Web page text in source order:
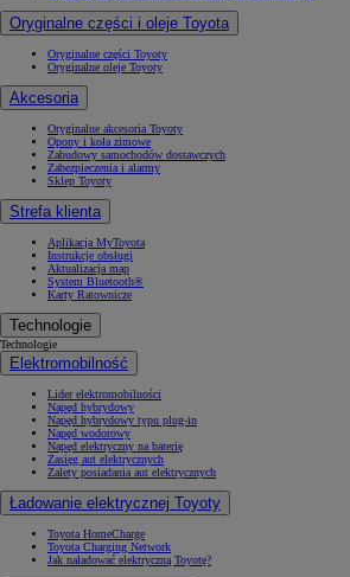
Oryginalne części i oleje Toyota
Oryginalne części Toyoty
Oryginalne oleje Toyoty
Akcesoria
Oryginalne akcesoria Toyoty
Opony i koła zimowe
Zabudowy samochodów dostawczych
Zabezpieczenia i alarmy
Sklep Toyoty
Strefa klienta
Aplikacja MyToyota
Instrukcje obsługi
Aktualizacja map
System Bluetooth®
Karty Ratownicze
Technologie
Technologie
Elektromobilność
Lider elektromobilności
Napęd hybrydowy
Napęd hybrydowy typu plug-in
Napęd wodorowy
Napęd elektryczny na baterię
Zasięg aut elektrycznych
Zalety posiadania aut elektrycznych
Ładowanie elektrycznej Toyoty
Toyota HomeCharge
Toyota Charging Network
Jak naładować elektryczną Toyotę?